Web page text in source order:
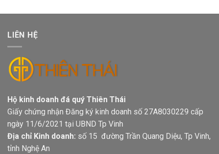
LIÊN HỆ
Hộ kinh doanh đá quý Thiên Thái
Giấy chứng nhận Đăng ký kinh doanh số 27A8030229 cấp
ngày 11/6/2021 tại UBND Tp Vinh
Địa chỉ Kinh doanh: số 15 đường Trần Quang Diệu, Tp Vinh,
tỉnh Nghệ An